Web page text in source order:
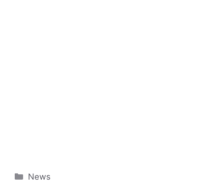
Categorie
News